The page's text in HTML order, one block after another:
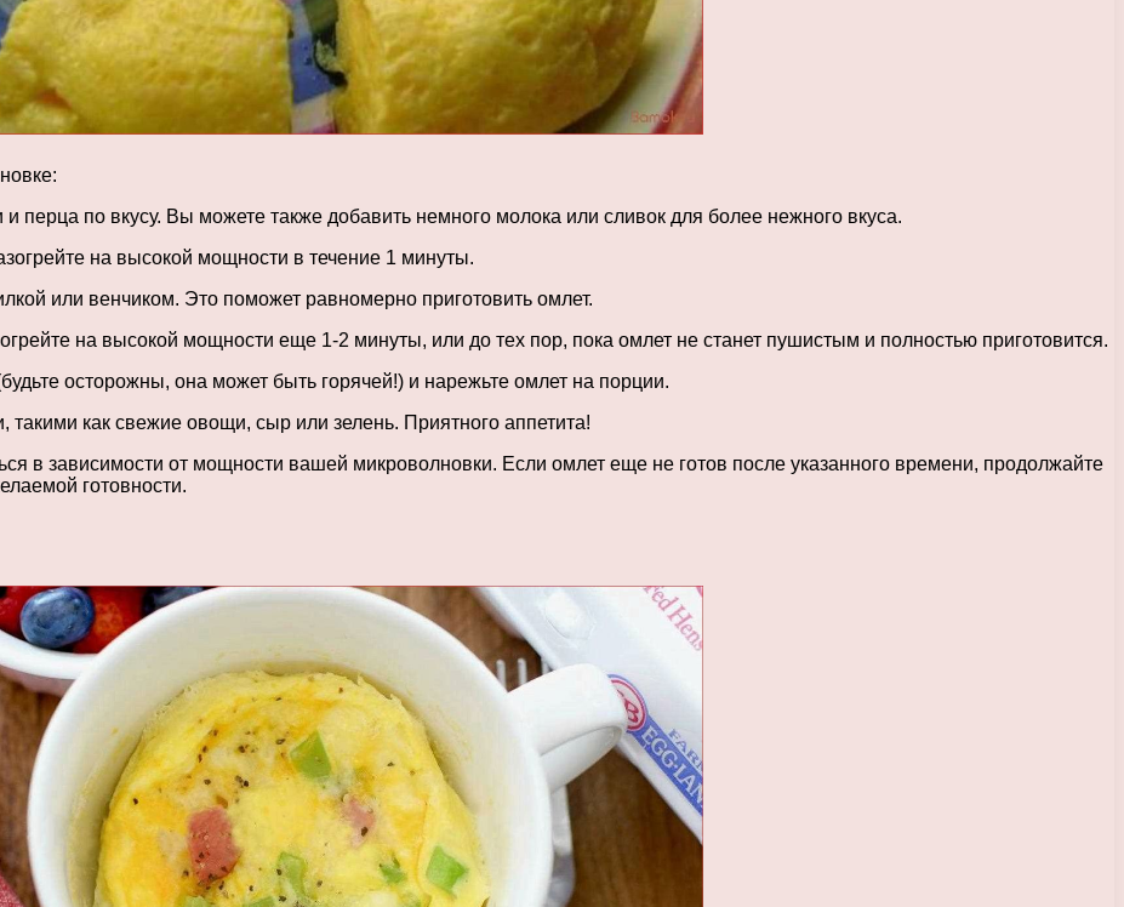
перца по вкусу. Вы можете также добавить немного молока или сливок для более нежного вкуса.
на высокой мощности в течение 1 минуты.
или венчиком. Это поможет равномерно приготовить омлет.
на высокой мощности еще 1-2 минуты, или до тех пор, пока омлет не станет пушистым и полностью приготовится.
осторожны, она может быть горячей!) и нарежьте омлет на порции.
как свежие овощи, сыр или зелень. Приятного аппетита!
в зависимости от мощности вашей микроволновки. Если омлет еще не готов после указанного времени, продолжайте
готовности.